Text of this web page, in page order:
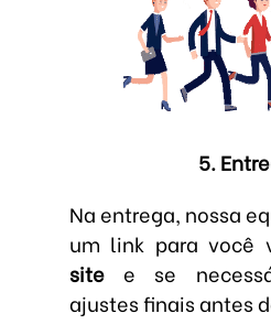
5.
Na entrega, nossa
um link para você
sitee se
ajustes finais antes